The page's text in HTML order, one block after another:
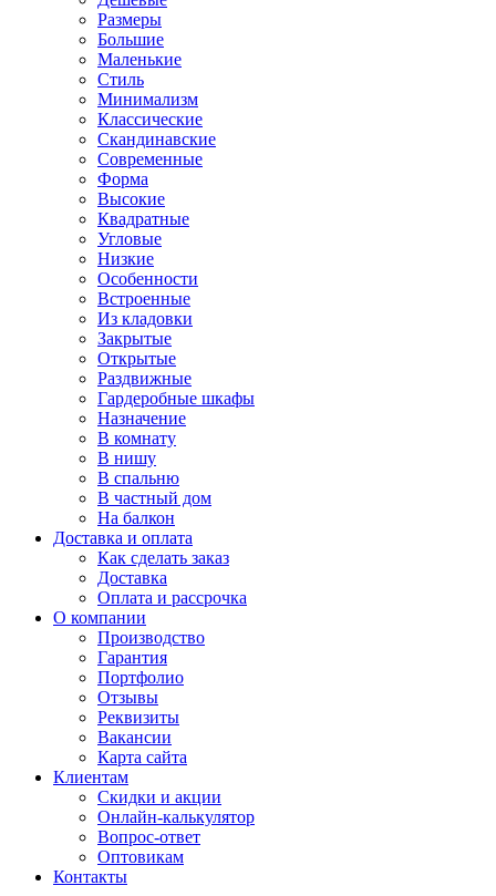
Размеры
Большие
Маленькие
Стиль
Минимализм
Классические
Скандинавские
Современные
Форма
Высокие
Квадратные
Угловые
Низкие
Особенности
Встроенные
Из кладовки
Закрытые
Открытые
Раздвижные
Гардеробные шкафы
Назначение
В комнату
В нишу
В спальню
В частный дом
На балкон
Доставка и оплата
Как сделать заказ
Доставка
Оплата и рассрочка
О компании
Производство
Гарантия
Портфолио
Отзывы
Реквизиты
Вакансии
Карта сайта
Клиентам
Скидки и акции
Онлайн-калькулятор
Вопрос-ответ
Оптовикам
Контакты